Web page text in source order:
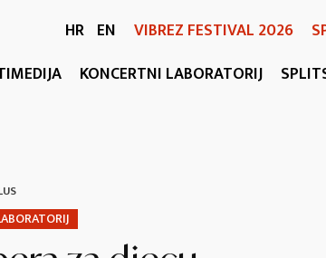
HR EN VIBREZ FESTIVAL 2026
KONCERTNI LABORATORIJ